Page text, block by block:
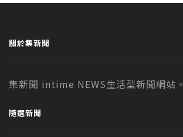
關於集新聞
集新聞 intime NEWS生活型新聞網站。
隨選新聞